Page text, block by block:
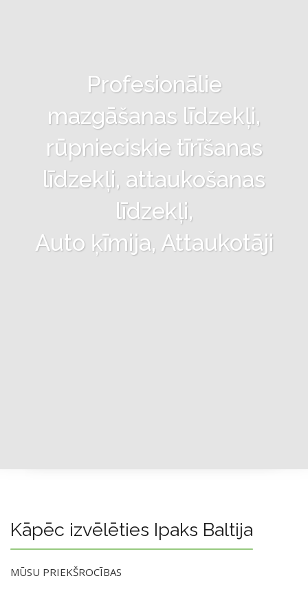
Profesionālie
mazgāšanas līdzekļi,
rūpnieciskie tīrīšanas
līdzekļi, attaukošanas
līdzekļi,
Auto ķīmija, Attaukotāji
Kāpēc izvēlēties Ipaks Baltija
MŪSU PRIEKŠROCĪBAS